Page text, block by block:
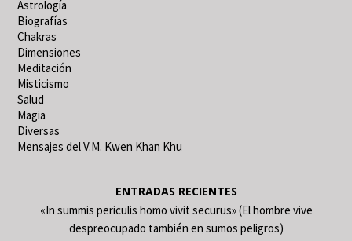
Astrología
Biografías
Chakras
Dimensiones
Meditación
Misticismo
Salud
Magia
Diversas
Mensajes del V.M. Kwen Khan Khu
ENTRADAS RECIENTES
«In summis periculis homo vivit securus» (El hombre vive
despreocupado también en sumos peligros)